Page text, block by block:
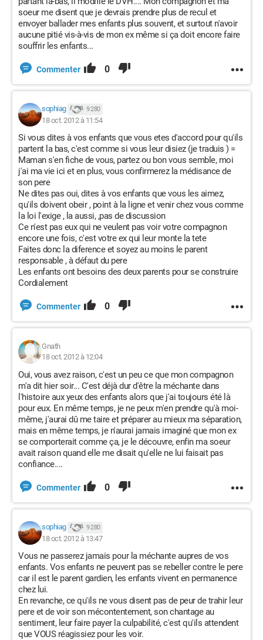
soeur me disent que je devrais prendre plus de recul et
envoyer ballader mes enfants plus souvent, et surtout n'avoir
aucune pitié vis-à-vis de mon ex même si ça doit encore faire
souffrir les enfants...
Commenter 0
sophiag 9 280
18 oct. 2012 à 11:54
Si vous dites à vos enfants que vous etes d'accord pour qu'ils
partent la bas, c'est comme si vous leur disiez (je traduis ) =
Maman s'en fiche de vous, partez ou bon vous semble, moi
j'ai ma vie ici et en plus, vous confirmerez la médisance de
son pere
Ne dites pas oui, dites à vos enfants que vous les aimez,
qu'ils doivent obeir , point à la ligne et venir chez vous comme
la loi l'exige , la aussi, ,pas de discussion
Ce n'est pas eux qui ne veulent pas voir votre compagnon
encore une fois, c'est votre ex qui leur monte la tete
Faites donc la diference et soyez au moins le parent
responsable , à défaut du pere
Les enfants ont besoins des deux parents pour se construire
Cordialement
Commenter 0
Gnath
18 oct. 2012 à 12:04
Oui, vous avez raison, c'est un peu ce que mon compagnon
m'a dit hier soir... C'est déjà dur d'être la méchante dans
l'histoire aux yeux des enfants alors que j'ai toujours été là
pour eux. En même temps, je ne peux m'en prendre qu'à moi-
même, j'aurai dû me taire et préparer au mieux ma séparation,
mais en même temps, je n'aurai jamais imaginé que mon ex
se comporterait comme ça, je le découvre, enfin ma soeur
avait raison quand elle me disait qu'elle ne lui faisait pas
confiance....
Commenter 0
sophiag 9 280
18 oct. 2012 à 13:47
Vous ne passerez jamais pour la méchante aupres de vos
enfants. Vos enfants ne peuvent pas se rebeller contre le pere
car il est le parent gardien, les enfants vivent en permanence
chez lui.
En revanche, ce qu'ils ne vous disent pas de peur de trahir leur
pere et de voir son mécontentement, son chantage au
sentiment, leur faire payer la culpabilité, c'est qu'ils attendent
que VOUS réagissiez pour les voir.